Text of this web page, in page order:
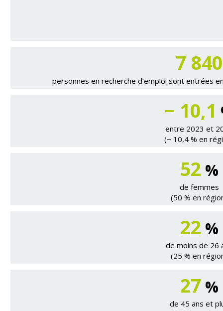
7 840
personnes en recherche d’emploi sont entrées
− 10,1
entre 2023 et
(− 10,4 % en
52 %
de femmes
(50 % en
22 %
de moins de 26
(25 % en
27 %
de 45 ans et